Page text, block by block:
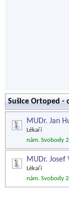
Sušice Ortoped -
MUDr. Jan
Lékaři
nám. Svobody
MUDr. Josef
Lékaři
nám. Svobody